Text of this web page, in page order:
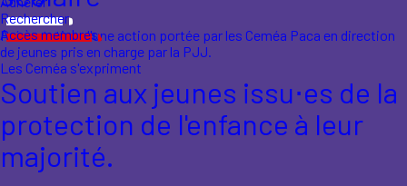
Rechercher
Accès membres
Présentation d'une action portée par les Ceméa Paca en direction
de jeunes pris en charge par la PJJ.
Les Ceméa s'expriment
Soutien aux jeunes issu⋅es de la
protection de l'enfance à leur
majorité.